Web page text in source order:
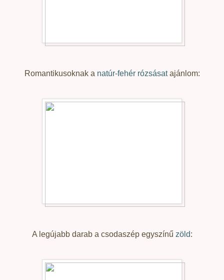
Romantikusoknak a natúr-fehér rózsásatajánlom:
A legújabb darab a csodaszép egyszínű zöld: